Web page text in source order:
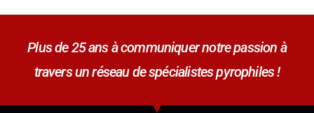
Plus de 25 ans à communiquer notre passion à
travers un réseau de spécialistes pyrophiles !